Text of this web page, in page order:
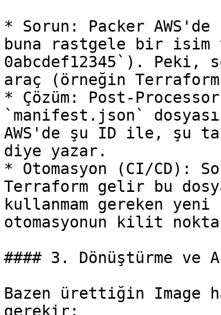
* Sorun: Packer
buna rastgele bir
0abcdef12345`). Peki,
araç (örneğin
* Çözüm: Post-
`manifest.json`
AWS'de şu ID ile, şu
diye yazar.
* Otomasyon (CI/CD):
Terraform gelir bu
kullanmam gereken
otomasyonun kilit
#### 3. Dönüştürme ve
Bazen ürettiğin Image
gerekir: